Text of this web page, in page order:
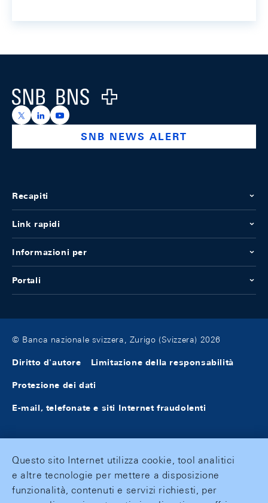
Logo
https://x.com/snb_bns
https://ch.linkedin.com/company/swiss-national-
https://www.youtube.com/@swissnationalbank
SNB NEWS ALERT
Recapiti
Link rapidi
Informazioni per
Portali
© Banca nazionale svizzera, Zurigo (Svizzera) 2026
Diritto d'autore Limitazione della responsabilità
Protezione dei dati
E-mail, telefonate e siti Internet fraudolenti
Questo sito Internet utilizza cookie, tool analitici
e altre tecnologie per mettere a disposizione
funzionalità, contenuti e servizi richiesti, per